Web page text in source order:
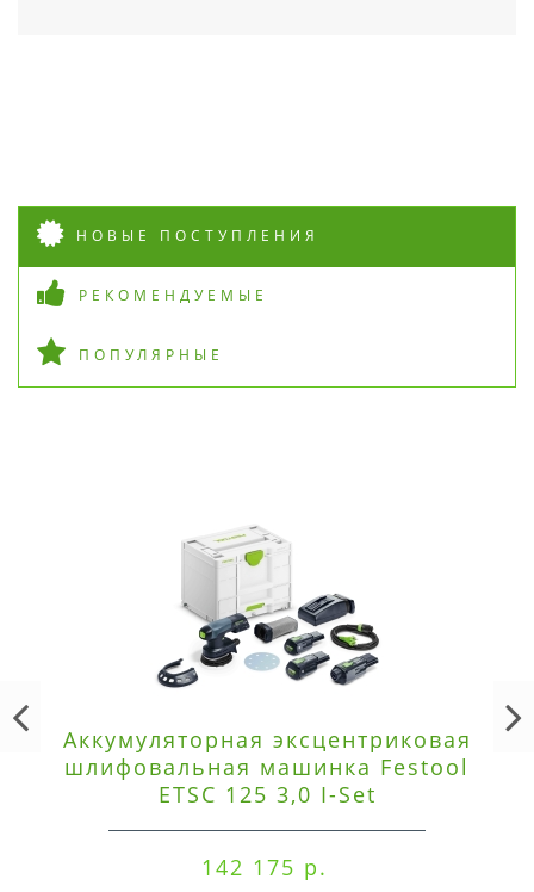
НОВЫЕ ПОСТУПЛЕНИЯ
РЕКОМЕНДУЕМЫЕ
ПОПУЛЯРНЫЕ
Аккумуляторная эксцентриковая
шлифовальная машинка Festool
ETSC 125 3,0 I-Set
142 175 р.